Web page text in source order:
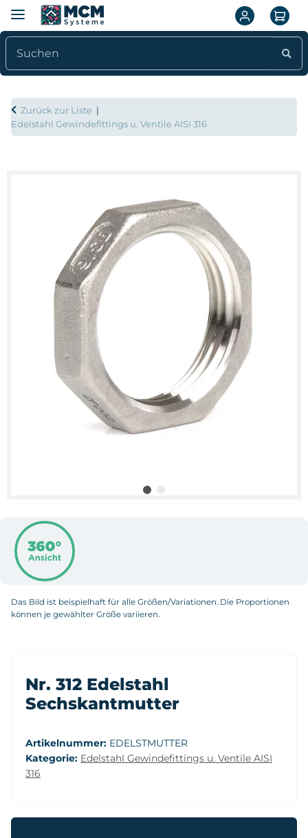
Zurück zur Liste
Edelstahl Gewindefittings u. Ventile AISI 316
Das Bild ist beispielhaft für alle Größen/Variationen. Die Proportionen
können je gewählter Größe variieren.
Nr. 312 Edelstahl
Sechskantmutter
Artikelnummer: EDELSTMUTTER
Kategorie: Edelstahl Gewindefittings u. Ventile AISI
316